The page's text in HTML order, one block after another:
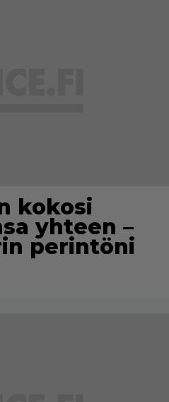
kokosi
yhteen –
perintöni